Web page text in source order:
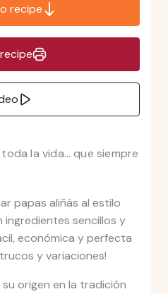
recipe
la vida… que siempre
papas aliñás al estilo
ingredientes sencillos y
económica y perfecta
y variaciones!
origen en la tradición